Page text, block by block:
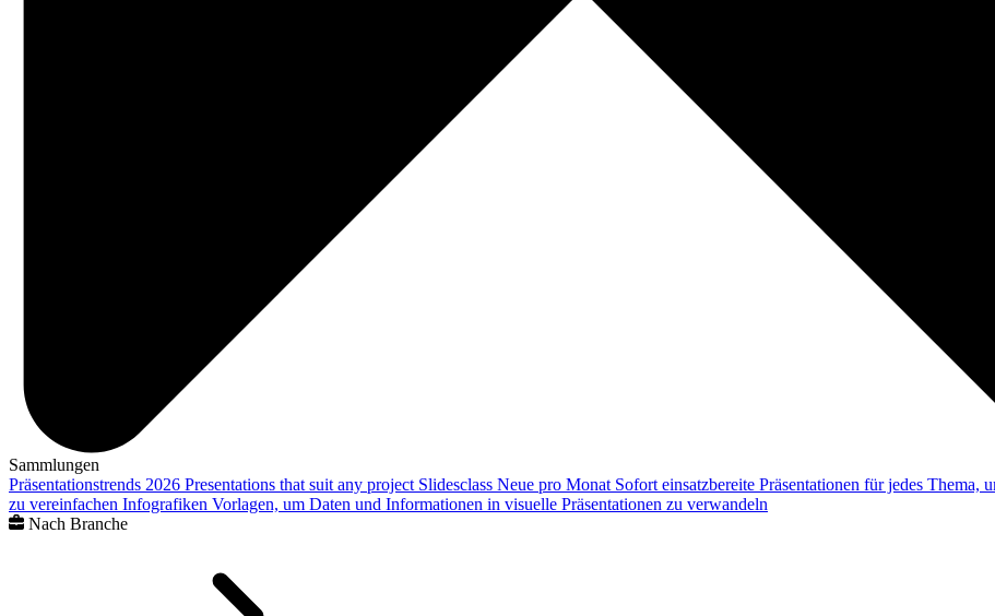
Sammlungen
Präsentationstrends 2026 Presentations that suit any project Slidesclass Neue pro Monat Sofort einsatzbereite Präsentationen für jedes Thema,
zu vereinfachen Infografiken Vorlagen, um Daten und Informationen in visuelle Präsentationen zu verwandeln
Nach Branche